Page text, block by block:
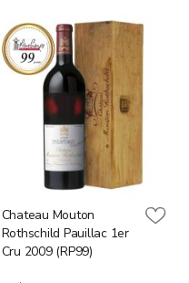
Chateau Mouton
Rothschild Pauillac 1er
Cru 2009 (RP99)